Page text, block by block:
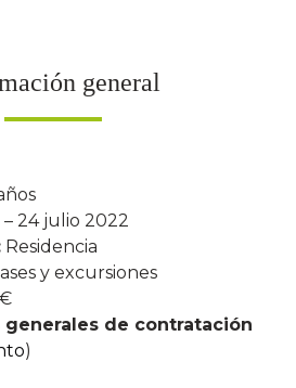
general
24 julio 2022
Residencia
y excursiones
generales de contratación
)